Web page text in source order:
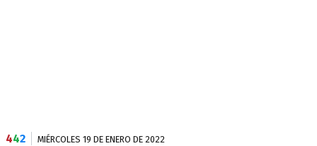
442 MIÉRCOLES 19 DE ENERO DE 2022